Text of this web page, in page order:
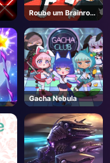
Roube um Brainrot -
Roblox
Gacha Nebula